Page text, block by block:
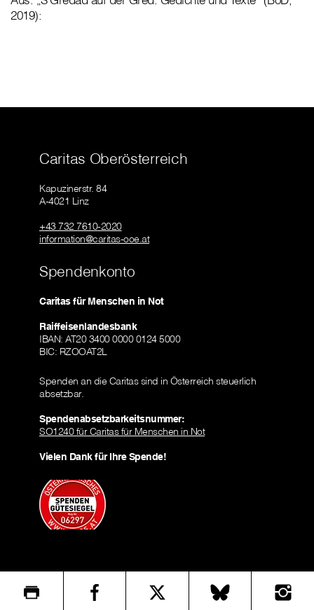
2019):
Caritas Oberösterreich
Kapuzinerstr. 84
A-4021 Linz
+43 732 7610-2020
information@caritas-ooe.at
Spendenkonto
Caritas für Menschen in Not
Raiffeisenlandesbank
IBAN: AT20 3400 0000 0124 5000
BIC: RZOOAT2L
Spenden an die Caritas sind in Österreich steuerlich
absetzbar.
Spendenabsetzbarkeitsnummer:
SO1240 für Caritas für Menschen in Not
Vielen Dank für Ihre Spende!